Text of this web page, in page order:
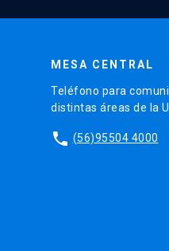
MESA CENTRAL
Teléfono para
distintas áreas de la
phone (56)95504 4000